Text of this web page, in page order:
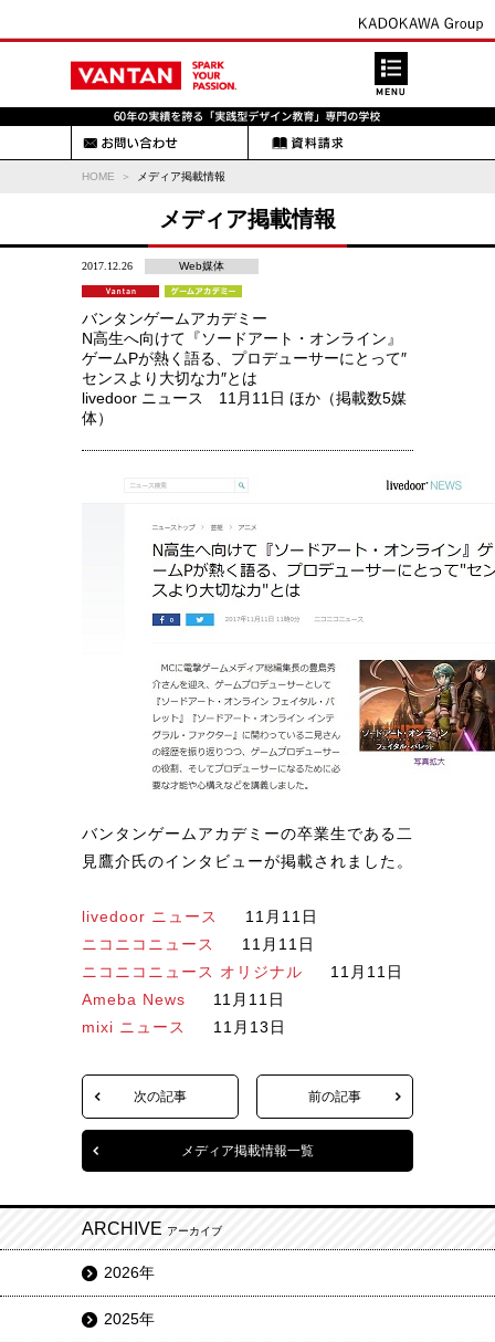
HOME メディア掲載情報
メディア掲載情報
2017.12.26 Web媒体
バンタンゲームアカデミー
N高生へ向けて『ソードアート・オンライン』
ゲームPが熱く語る、プロデューサーにとって″
センスより大切な力″とは
livedoor ニュース 11月11日 ほか（掲載数5媒
体）
バンタンゲームアカデミーの卒業生である二
見鷹介氏のインタビューが掲載されました。
livedoor ニュース
11月11日
ニコニコニュース
11月11日
ニコニコニュース オリジナル
11月11日
Ameba News
11月11日
mixi ニュース
11月13日
次の記事 前の記事
メディア掲載情報一覧
ARCHIVE アーカイブ
2026年
2025年